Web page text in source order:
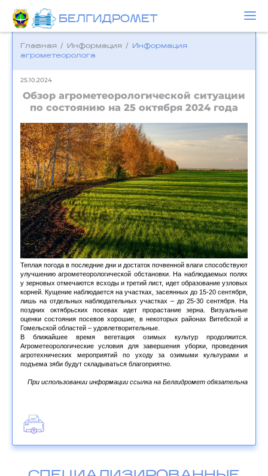
БЕЛГИДРОМЕТ
Главная / Информация /
Информация
агрометеоролога
25.10.2024
Обзор агрометеорологической ситуации
по состоянию на 25 октября 2024 года
Теплая погода в последние дни и достаток почвенной влаги способствуют
улучшению агрометеорологической обстановки. На наблюдаемых полях
у зерновых отмечаются всходы и третий лист, идет образование узловых
корней. Кущение наблюдается на участках, засеянных до 15-20 сентября,
лишь на отдельных наблюдательных участках – до 25-30 сентября. На
поздних октябрьских посевах идет прорастание зерна. Визуальные
оценки состояния посевов хорошие, в некоторых районах Витебской и
Гомельской областей – удовлетворительные.
В ближайшее время вегетация озимых культур продолжится.
Агрометеорологические условия для завершения уборки, проведения
агротехнических мероприятий по уходу за озимыми культурами и
подъема зяби будут складываться благоприятно.
При использовании информации ссылка на Белгидромет обязательна